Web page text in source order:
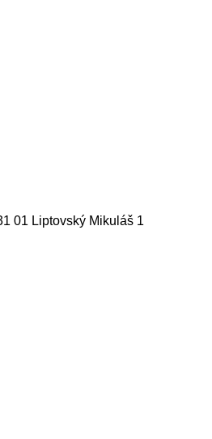
01 Liptovský Mikuláš 1